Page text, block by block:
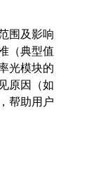
围及影响
（典型值
光模块的
原因（如
帮助用户